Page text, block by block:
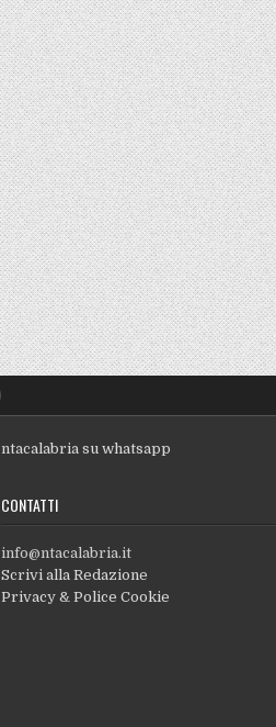
ntacalabria su whatsapp
CONTATTI
info@ntacalabria.it
Scrivi alla Redazione
Privacy & Police Cookie